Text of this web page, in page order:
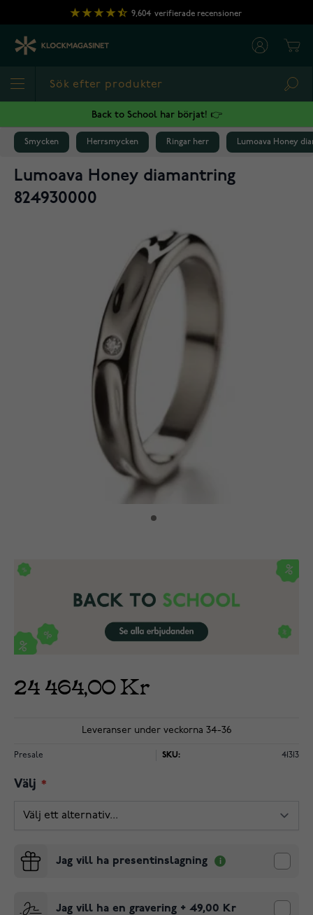
Hoppa till innehållet
9,604 verifierade recensioner
Back to School har börjat! 👉
Smycken Herrsmycken Ringar herr Lumoava Honey
Lumoava Honey diamantring
824930000
24 464,00 Kr
Leveranser under veckorna 34-36
Presale SKU: 41313
Välj
Jag vill ha presentinslagning
Jag vill ha en gravering + 49,00 Kr